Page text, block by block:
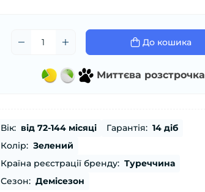
До кошика
Миттєва розстрочка
Вік: від 72-144 місяці Гарантія: 14 діб
Колір: Зелений
Країна реєстрації бренду: Туреччина
Сезон: Демісезон